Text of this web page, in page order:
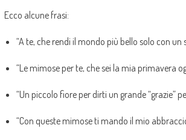
Ecco alcune frasi:
“A te, che rendi il mondo più bello solo con un
“Le mimose per te, che sei la mia primavera
“Un piccolo fiore per dirti un grande “grazie”
“Con queste mimose ti mando il mio